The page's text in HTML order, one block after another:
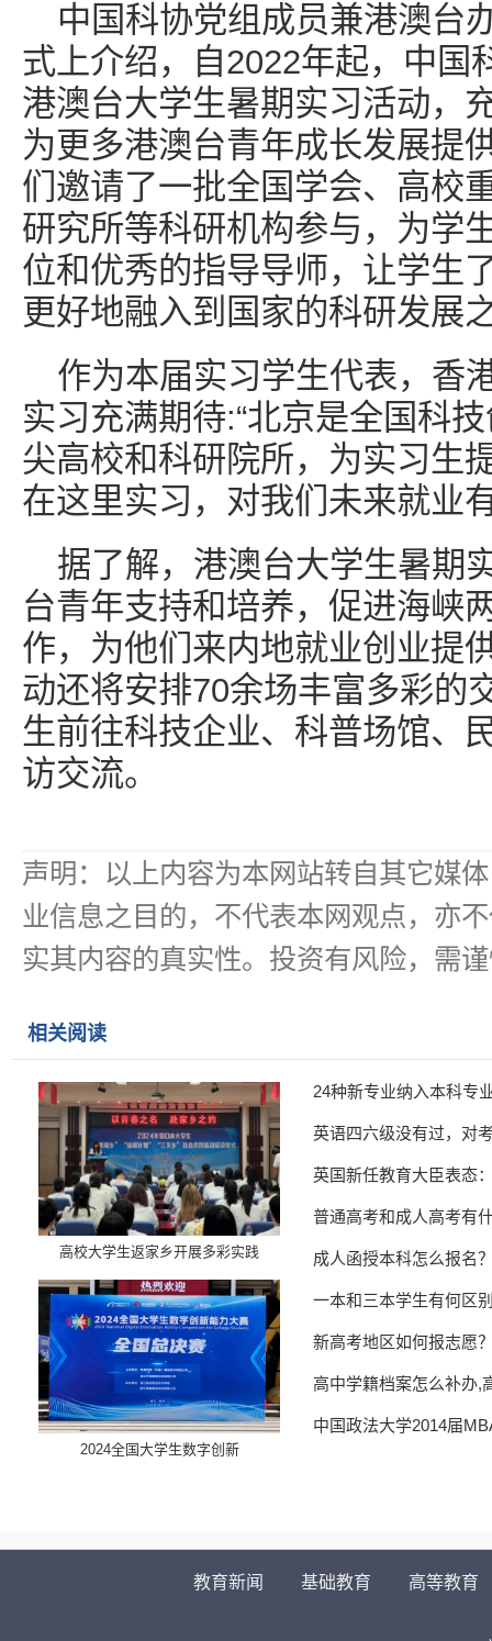
中国科协党组成员兼港澳台
式上介绍，自2022年起，中国
港澳台大学生暑期实习活动，
为更多港澳台青年成长发展提
们邀请了一批全国学会、高校
研究所等科研机构参与，为学
位和优秀的指导导师，让学生
更好地融入到国家的科研发展
作为本届实习学生代表，香
实习充满期待:“北京是全国科
尖高校和科研院所，为实习生
在这里实习，对我们未来就业
据了解，港澳台大学生暑期
台青年支持和培养，促进海峡
作，为他们来内地就业创业提
动还将安排70余场丰富多彩的
生前往科技企业、科普场馆、
访交流。
声明：以上内容为本网站转自其它媒
业信息之目的，不代表本网观点，亦
实其内容的真实性。投资有风险，需
相关阅读
高校大学生返家乡开展多彩实践
​2024全国大学生数字创新
24种新专业纳入本科专
英语四六级没有过，对
英国新任教育大臣表态
普通高考和成人高考有
成人函授本科怎么报名
一本和三本学生有何区
新高考地区如何报志愿
高中学籍档案怎么补办,
中国政法大学2014届
教育新闻 基础教育 高等教育